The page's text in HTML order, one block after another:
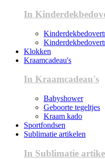
In
Klokken
Kraamcadeau's
In Kraamcadeau's
Babyshower
Geboorte tegeltjes
Kraam kado
Sportfondsen
Sublimatie artikelen
In Sublimatie